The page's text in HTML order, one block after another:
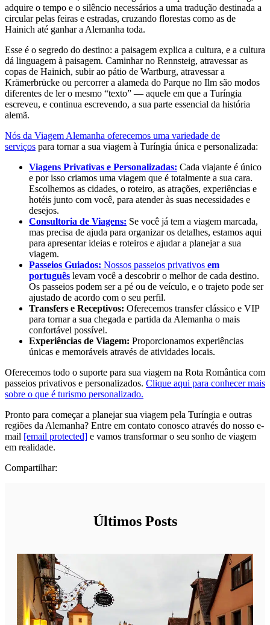
adquire o tempo e o silêncio necessários a uma tradução destinada a
circular pelas feiras e estradas, cruzando florestas como as de
Hainich até ganhar a Alemanha toda.
Esse é o segredo do destino: a paisagem explica a cultura, e a cultura
dá linguagem à paisagem. Caminhar no Rennsteig, atravessar as
copas de Hainich, subir ao pátio de Wartburg, atravessar a
Krämerbrücke ou percorrer a alameda do Parque no Ilm são modos
diferentes de ler o mesmo “texto” — aquele em que a Turíngia
escreveu, e continua escrevendo, a sua parte essencial da história
alemã.
Nós da Viagem Alemanha oferecemos uma variedade de
serviços para tornar a sua viagem à Turíngia única e personalizada:
Viagens Privativas e Personalizadas: Cada viajante é único
e por isso criamos uma viagem que é totalmente a sua cara.
Escolhemos as cidades, o roteiro, as atrações, experiências e
hotéis junto com você, para atender às suas necessidades e
desejos.
Consultoria de Viagens: Se você já tem a viagem marcada,
mas precisa de ajuda para organizar os detalhes, estamos aqui
para apresentar ideias e roteiros e ajudar a planejar a sua
viagem.
Passeios Guiados: Nossos passeios privativos em
português levam você a descobrir o melhor de cada destino.
Os passeios podem ser a pé ou de veículo, e o trajeto pode ser
ajustado de acordo com o seu perfil.
Transfers e Receptivos: Oferecemos transfer clássico e VIP
para tornar a sua chegada e partida da Alemanha o mais
confortável possível.
Experiências de Viagem: Proporcionamos experiências
únicas e memoráveis através de atividades locais.
Oferecemos todo o suporte para sua viagem na Rota Romântica com
passeios privativos e personalizados. Clique aqui para conhecer mais
sobre o que é turismo personalizado.
Pronto para começar a planejar sua viagem pela Turíngia e outras
regiões da Alemanha? Entre em contato conosco através do nosso e-
mail [email protected] e vamos transformar o seu sonho de viagem
em realidade.
Compartilhar:
Últimos Posts